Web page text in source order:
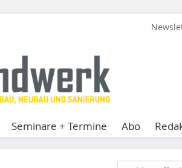
Seminare + Termine Abo